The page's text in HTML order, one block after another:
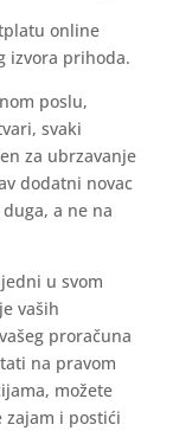
online
izvora prihoda.
poslu,
svaki
za ubrzavanje
dodatni novac
a ne na
u svom
vaših
proračuna
na pravom
možete
i postići